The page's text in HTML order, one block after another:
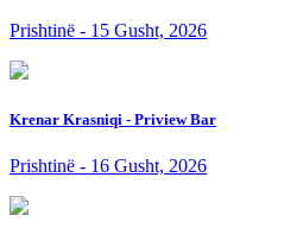
Prishtinë - 15 Gusht, 2026
Krenar Krasniqi - Priview Bar
Prishtinë - 16 Gusht, 2026